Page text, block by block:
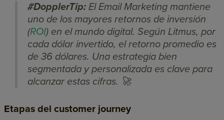
#DopplerTip: El Email Marketing mantiene
uno de los mayores retornos de inversión
(ROI) en el mundo digital. Según Litmus, por
cada dólar invertido, el retorno promedio es
de 36 dólares. Una estrategia bien
segmentada y personalizada es clave para
alcanzar estas cifras. 🚀
Etapas del customer journey